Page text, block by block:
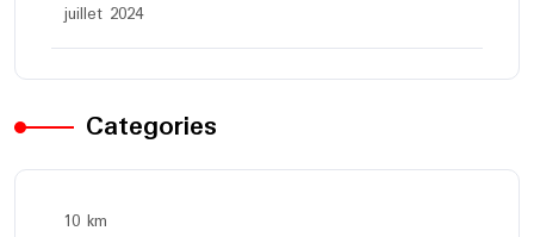
juillet 2024
Categories
10 km